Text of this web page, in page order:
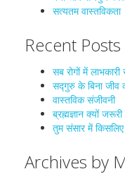
सत्यतम वास्तविकता
Recent Posts
सब रोगों में
सद्गुरु के बिना जीव
वास्तविक संजीवनी
ब्रह्मज्ञान क्यों
तुम संसार में
Archives by